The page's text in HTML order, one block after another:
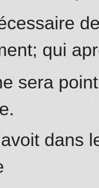
qui
sera
avoit dans